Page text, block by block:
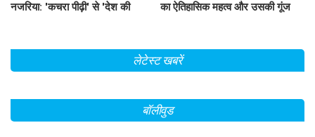
नजरिया: 'कचरा पीढ़ी' से 'देश की
का ऐतिहासिक महत्व और उसकी गूंज
लेटेस्ट खबरें
बॉलीवुड